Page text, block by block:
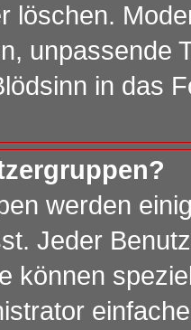
löschen.
unpassende
in das
werden
Jeder
können